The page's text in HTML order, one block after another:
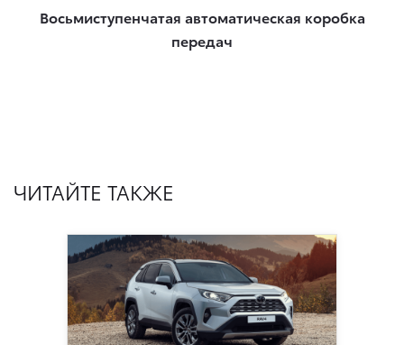
Восьмиступенчатая автоматическая коробка
передач
ЧИТАЙТЕ ТАКЖЕ